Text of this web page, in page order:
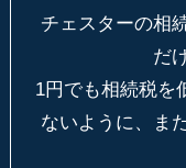
チェスターの相
だ
1円でも相続税を
ないように、
ま